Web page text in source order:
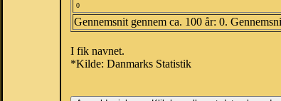
0
Gennemsnit gennem ca. 100 år: 0.
I fik navnet.
*Kilde: Danmarks Statistik